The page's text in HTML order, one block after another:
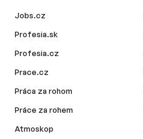
Jobs.cz
Profesia.sk
Profesia.cz
Prace.cz
Práca za rohom
Práce za rohem
Atmoskop